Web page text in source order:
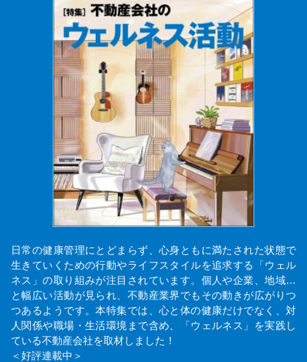
日常の健康管理にとどまらず、心身ともに満たされた状態で
生きていくための行動やライフスタイルを追求する「ウェル
ネス」の取り組みが注目されています。個人や企業、地域…
と幅広い活動が見られ、不動産業界でもその動きが広がりつ
つあるようです。本特集では、心と体の健康だけでなく、対
人関係や職場・生活環境まで含め、「ウェルネス」を実践し
ている不動産会社を取材しました！
＜好評連載中＞